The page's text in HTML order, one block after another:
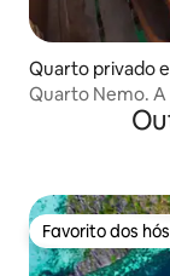
Quarto privado
Quarto Nemo. A
Favorito dos
Favorito dos